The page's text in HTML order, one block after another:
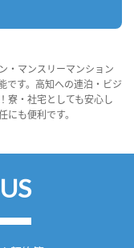
・マンスリーマンション
です。高知への連泊・ビジ
寮・社宅としても安心し
も便利です。